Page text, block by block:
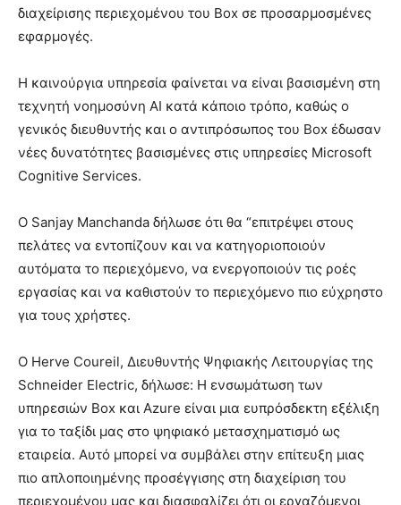
διαχείρισης περιεχομένου του Box σε προσαρμοσμένες
εφαρμογές.
Η καινούργια υπηρεσία φαίνεται να είναι βασισμένη στη
τεχνητή νοημοσύνη AI κατά κάποιο τρόπο, καθώς ο
γενικός διευθυντής και ο αντιπρόσωπος του Box έδωσαν
νέες δυνατότητες βασισμένες στις υπηρεσίες Microsoft
Cognitive Services.
Ο Sanjay Manchanda δήλωσε ότι θα “επιτρέψει στους
πελάτες να εντοπίζουν και να κατηγοριοποιούν
αυτόματα το περιεχόμενο, να ενεργοποιούν τις ροές
εργασίας και να καθιστούν το περιεχόμενο πιο εύχρηστο
για τους χρήστες.
Ο Herve Coureil, Διευθυντής Ψηφιακής Λειτουργίας της
Schneider Electric, δήλωσε: Η ενσωμάτωση των
υπηρεσιών Box και Azure είναι μια ευπρόσδεκτη εξέλιξη
για το ταξίδι μας στο ψηφιακό μετασχηματισμό ως
εταιρεία. Αυτό μπορεί να συμβάλει στην επίτευξη μιας
πιο απλοποιημένης προσέγγισης στη διαχείριση του
περιεχομένου μας και διασφαλίζει ότι οι εργαζόμενοι